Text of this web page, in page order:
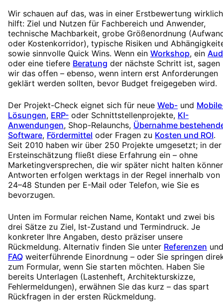
Wir schauen auf das, was in einer Erstbewertung wirklich
hilft: Ziel und Nutzen für Fachbereich und Anwender,
technische Machbarkeit, grobe Größenordnung
oder Kostenkorridor), typische Risiken und
sowie sinnvolle Quick Wins. Wenn ein Workshop, ein
oder eine tiefere Beratung der nächste Schritt ist, sagen
wir das offen – ebenso, wenn intern erst Anforderungen
geklärt werden sollten, bevor Budget freigegeben wird.
Der Projekt-Check eignet sich für neue Web- und
Lösungen, ERP- oder Schnittstellenprojekte, KI-
Anwendungen, Shop-Relaunchs, Übernahme
Software, Fördermittel oder Fragen zu Kosten und ROI.
Seit 2010 haben wir über 250 Projekte umgesetzt; in der
Ersteinschätzung fließt diese Erfahrung ein – ohne
Marketingversprechen, die wir später nicht halten
Antworten erfolgen werktags in der Regel innerhalb von
24–48 Stunden per E-Mail oder Telefon, wie Sie es
bevorzugen.
Unten im Formular reichen Name, Kontakt und zwei bis
drei Sätze zu Ziel, Ist-Zustand und Termindruck. Je
konkreter Ihre Angaben, desto präziser unsere
Rückmeldung. Alternativ finden Sie unter Referenzen und
FAQ weiterführende Einordnung – oder Sie springen
zum Formular, wenn Sie starten möchten. Haben Sie
bereits Unterlagen (Lastenheft, Architekturskizze,
Fehlermeldungen), erwähnen Sie das kurz – das spart
Rückfragen in der ersten Rückmeldung.